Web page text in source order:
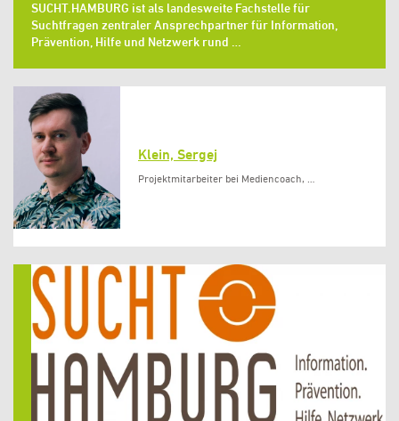
SUCHT.HAMBURG ist als landesweite Fachstelle für
Suchtfragen zentraler Ansprechpartner für Information,
Prävention, Hilfe und Netzwerk rund …
Klein, Sergej
Projektmitarbeiter bei Mediencoach, …